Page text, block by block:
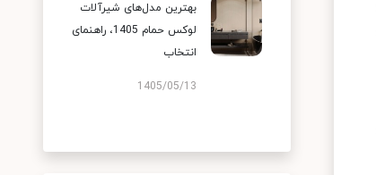
بهترین مدل‌های شیرآلات
لوکس حمام 1405، راهنمای
انتخاب
1405/05/13